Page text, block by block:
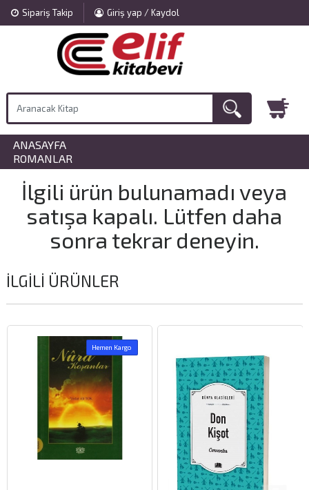
Sipariş Takip Giriş yap / Kaydol
ANASAYFA
ROMANLAR
İlgili ürün bulunamadı veya
satışa kapalı. Lütfen daha
sonra tekrar deneyin.
İLGILI ÜRÜNLER
Hemen Kargo